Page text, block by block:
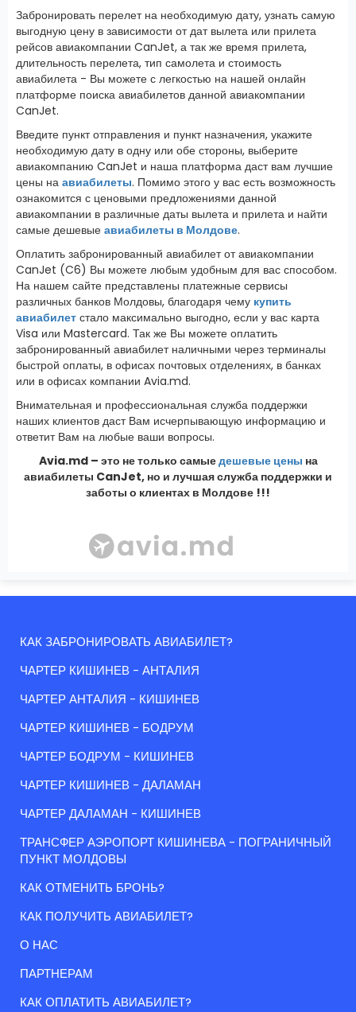
Забронировать перелет на необходимую дату, узнать самую
выгодную цену в зависимости от дат вылета или прилета
рейсов авиакомпании CanJet, а так же время прилета,
длительность перелета, тип самолета и стоимость
авиабилета - Вы можете с легкостью на нашей онлайн
платформе поиска авиабилетов данной авиакомпании
CanJet.
Введите пункт отправления и пункт назначения, укажите
необходимую дату в одну или обе стороны, выберите
авиакомпанию CanJet и наша платформа даст вам лучшие
цены на авиабилеты. Помимо этого у вас есть возможность
ознакомится с ценовыми предложениями данной
авиакомпании в различные даты вылета и прилета и найти
самые дешевые авиабилеты в Молдове.
Оплатить забронированный авиабилет от авиакомпании
CanJet (C6) Вы можете любым удобным для вас способом.
На нашем сайте представлены платежные сервисы
различных банков Молдовы, благодаря чему купить
авиабилет стало максимально выгодно, если у вас карта
Visa или Mastercard. Так же Вы можете оплатить
забронированный авиабилет наличными через терминалы
быстрой оплаты, в офисах почтовых отделениях, в банках
или в офисах компании Avia.md.
Внимательная и профессиональная служба поддержки
наших клиентов даст Вам исчерпывающую информацию и
ответит Вам на любые ваши вопросы.
Avia.md – это не только самыедешевые цены на
авиабилеты CanJet, но и лучшая служба поддержки и
заботы о клиентах в Молдове !!!
КАК ЗАБРОНИРОВАТЬ АВИАБИЛЕТ?
ЧАРТЕР КИШИНЕВ - АНТАЛИЯ
ЧАРТЕР АНТАЛИЯ - КИШИНЕВ
ЧАРТЕР КИШИНЕВ - БОДРУМ
ЧАРТЕР БОДРУМ - КИШИНЕВ
ЧАРТЕР КИШИНЕВ - ДАЛАМАН
ЧАРТЕР ДАЛАМАН - КИШИНЕВ
ТРАНСФЕР АЭРОПОРТ КИШИНЕВА - ПОГРАНИЧНЫЙ
ПУНКТ МОЛДОВЫ
КАК ОТМЕНИТЬ БРОНЬ?
КАК ПОЛУЧИТЬ АВИАБИЛЕТ?
О НАС
ПАРТНЕРАМ
КАК ОПЛАТИТЬ АВИАБИЛЕТ?